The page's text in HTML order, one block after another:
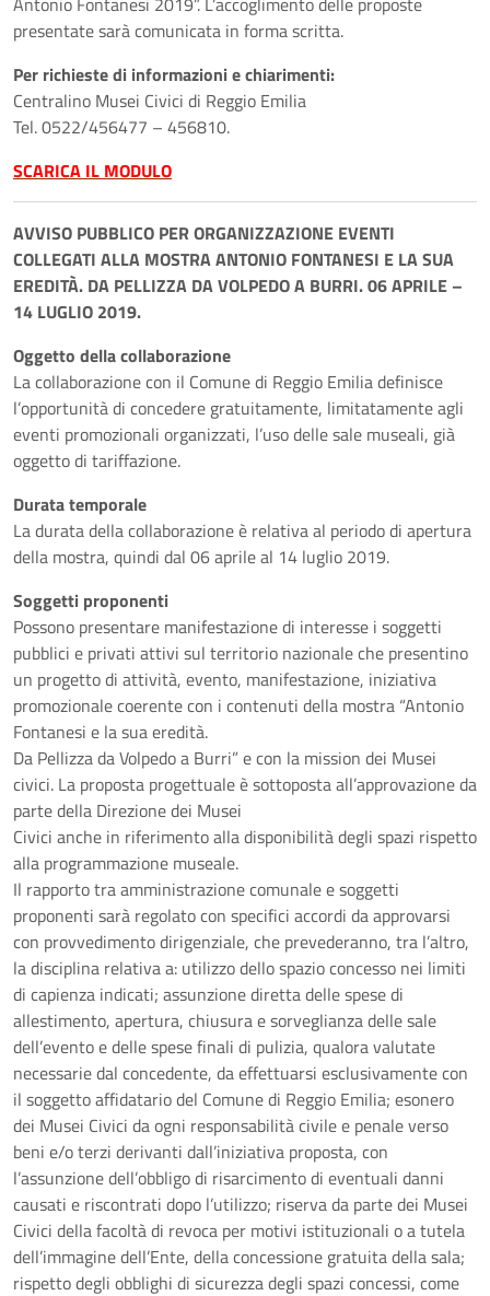
presentate sarà comunicata in forma scritta.
Per richieste di informazioni e chiarimenti:
Centralino Musei Civici di Reggio Emilia
Tel. 0522/456477 – 456810.
SCARICA IL MODULO
AVVISO PUBBLICO PER ORGANIZZAZIONE EVENTI
COLLEGATI ALLA MOSTRA ANTONIO FONTANESI E LA SUA
EREDITÀ. DA PELLIZZA DA VOLPEDO A BURRI. 06 APRILE –
14 LUGLIO 2019.
Oggetto della collaborazione
La collaborazione con il Comune di Reggio Emilia definisce
l’opportunità di concedere gratuitamente, limitatamente agli
eventi promozionali organizzati, l’uso delle sale museali, già
oggetto di tariffazione.
Durata temporale
La durata della collaborazione è relativa al periodo di apertura
della mostra, quindi dal 06 aprile al 14 luglio 2019.
Soggetti proponenti
Possono presentare manifestazione di interesse i soggetti
pubblici e privati attivi sul territorio nazionale che presentino
un progetto di attività, evento, manifestazione, iniziativa
promozionale coerente con i contenuti della mostra “Antonio
Fontanesi e la sua eredità.
Da Pellizza da Volpedo a Burri” e con la mission dei Musei
civici. La proposta progettuale è sottoposta all’approvazione da
parte della Direzione dei Musei
Civici anche in riferimento alla disponibilità degli spazi rispetto
alla programmazione museale.
Il rapporto tra amministrazione comunale e soggetti
proponenti sarà regolato con specifici accordi da approvarsi
con provvedimento dirigenziale, che prevederanno, tra l’altro,
la disciplina relativa a: utilizzo dello spazio concesso nei limiti
di capienza indicati; assunzione diretta delle spese di
allestimento, apertura, chiusura e sorveglianza delle sale
dell’evento e delle spese finali di pulizia, qualora valutate
necessarie dal concedente, da effettuarsi esclusivamente con
il soggetto affidatario del Comune di Reggio Emilia; esonero
dei Musei Civici da ogni responsabilità civile e penale verso
beni e/o terzi derivanti dall’iniziativa proposta, con
l’assunzione dell’obbligo di risarcimento di eventuali danni
causati e riscontrati dopo l’utilizzo; riserva da parte dei Musei
Civici della facoltà di revoca per motivi istituzionali o a tutela
dell’immagine dell’Ente, della concessione gratuita della sala;
rispetto degli obblighi di sicurezza degli spazi concessi, come